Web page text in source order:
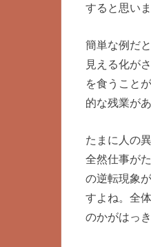
すると思い
簡単な例だ
見える化が
を食うこと
的な残業が
たまに人の
全然仕事が
の逆転現象
すよね。全
のかがはっ